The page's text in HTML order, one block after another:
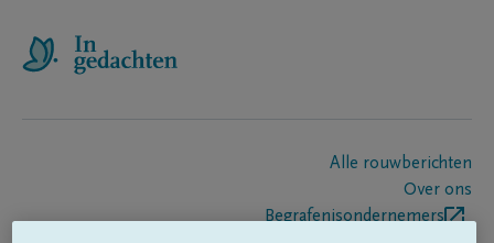
Alle rouwberichten
Over ons
Begrafenisondernemers